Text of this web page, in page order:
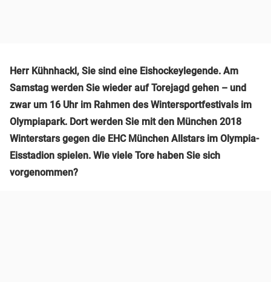
Herr Kühnhackl, Sie sind eine Eishockeylegende. Am
Samstag werden Sie wieder auf Torejagd gehen – und
zwar um 16 Uhr im Rahmen des Wintersportfestivals im
Olympiapark. Dort werden Sie mit den München 2018
Winterstars gegen die EHC München Allstars im Olympia-
Eisstadion spielen. Wie viele Tore haben Sie sich
vorgenommen?